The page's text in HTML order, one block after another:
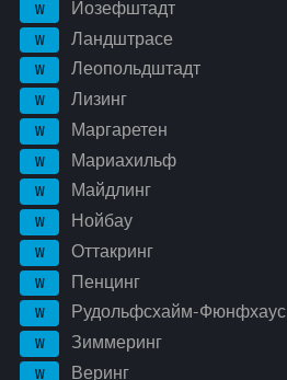
W Йозефштадт
W Ландштрасе
W Леопольдштадт
W Лизинг
W Маргаретен
W Мариахильф
W Майдлинг
W Нойбау
W Оттакринг
W Пенцинг
W Рудольфсхайм-Фюнфхаус
W Зиммеринг
W Веринг